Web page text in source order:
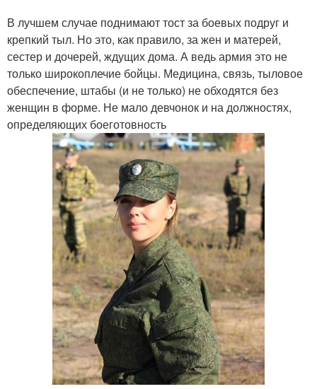
В лучшем случае поднимают тост за боевых подруг и
крепкий тыл. Но это, как правило, за жен и матерей,
сестер и дочерей, ждущих дома. А ведь армия это не
только широкоплечие бойцы. Медицина, связь, тыловое
обеспечение, штабы (и не только) не обходятся без
женщин в форме. Не мало девчонок и на должностях,
определяющих боеготовность